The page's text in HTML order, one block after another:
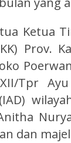
Ketua
Prov.
Tpr
dan